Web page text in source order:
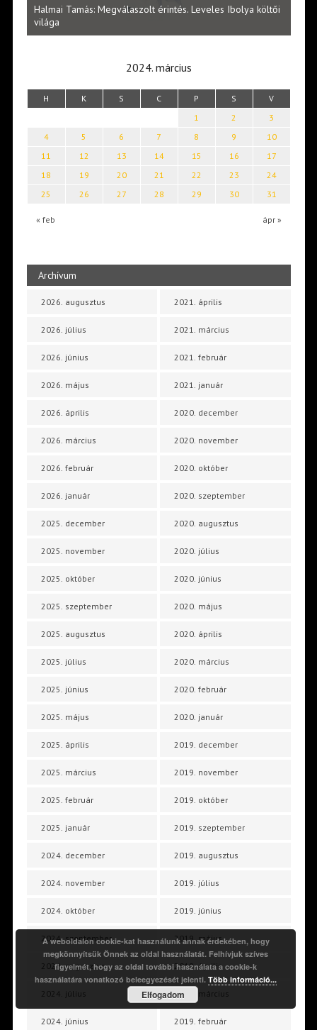
Lakatos Fleisz Katalin: Vasárnap délután Sárszegen
2024. március
H K S C P S V
« feb ápr »
1 2
3
4
5 6 7 8 9
10
11
12 13 14 15 16
17
18
19 20 21 22 23
24
25
26 27 28 29 30 31
Archívum
2026. augusztus
2026. július
2026. június
2026. május
2026. április
2026. március
2026. február
2026. január
2025. december
2025. november
2025. október
2025. szeptember
2025. augusztus
2025. július
2025. június
2025. május
2025. április
2025. március
2025. február
2025. január
2024. december
2024. november
2024. október
2024. szeptember
2024. augusztus
2024. július
2024. június
2021. április
2021. március
2021. február
2021. január
2020. december
2020. november
2020. október
2020. szeptember
2020. augusztus
2020. július
2020. június
2020. május
2020. április
2020. március
2020. február
2020. január
2019. december
2019. november
2019. október
2019. szeptember
2019. augusztus
2019. július
2019. június
2019. május
2019. április
2019. március
2019. február
A weboldalon cookie-kat használunk annak érdekében, hogy
megkönnyítsük Önnek az oldal használatát. Felhívjuk szíves
figyelmét, hogy az oldal további használata a cookie-k
használatára vonatkozó beleegyezését jelenti.Több információ...
Elfogadom